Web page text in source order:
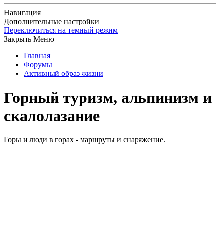
Навигация
Дополнительные настройки
Переключиться на темный режим
Закрыть Меню
Главная
Форумы
Активный образ жизни
Горный туризм, альпинизм и
скалолазание
Горы и люди в горах - маршруты и снаряжение.